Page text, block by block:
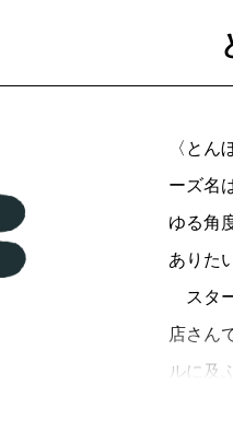
〈と
ーズ名
ゆる角
ありた
スタ
店さん
ルに及